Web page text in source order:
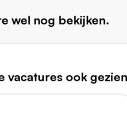
wel nog bekijken.
vacatures ook